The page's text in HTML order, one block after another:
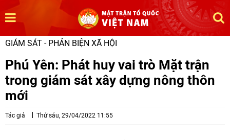
GIÁM SÁT - PHẢN BIỆN XÃ HỘI
Phú Yên: Phát huy vai trò Mặt trận
trong giám sát xây dựng nông thôn
mới
Tác giả Thứ sáu, 29/04/2022 11:55